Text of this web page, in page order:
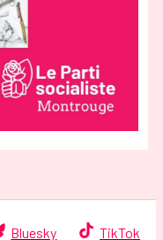
Bluesky TikTok